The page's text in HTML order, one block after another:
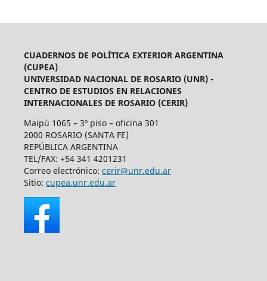
CUADERNOS DE POLÍTICA EXTERIOR ARGENTINA
(CUPEA)
UNIVERSIDAD NACIONAL DE ROSARIO (UNR) -
CENTRO DE ESTUDIOS EN RELACIONES
INTERNACIONALES DE ROSARIO (CERIR)
Maipú 1065 – 3º piso – oficina 301
2000 ROSARIO (SANTA FE)
REPÚBLICA ARGENTINA
TEL/FAX: +54 341 4201231
Correo electrónico: cerir@unr.edu.ar
Sitio: cupea.unr.edu.ar